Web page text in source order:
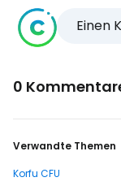
Einen
0
Verwandte Themen
Korfu CFU